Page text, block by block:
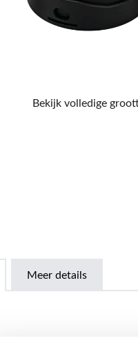
Bekijk volledige
Meer details